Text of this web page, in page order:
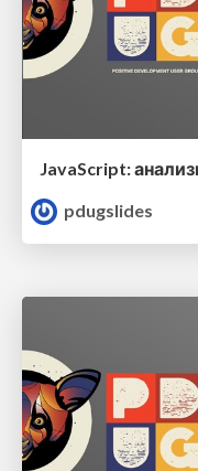
JavaScript:
pdugslides